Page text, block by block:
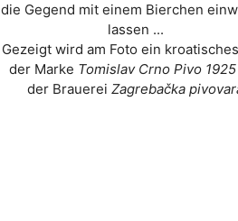
die Gegend mit einem Bierchen
lassen ...
Gezeigt wird am Foto ein
der Marke Tomislav Crno Pivo 1925
der BrauereiZagrebačka